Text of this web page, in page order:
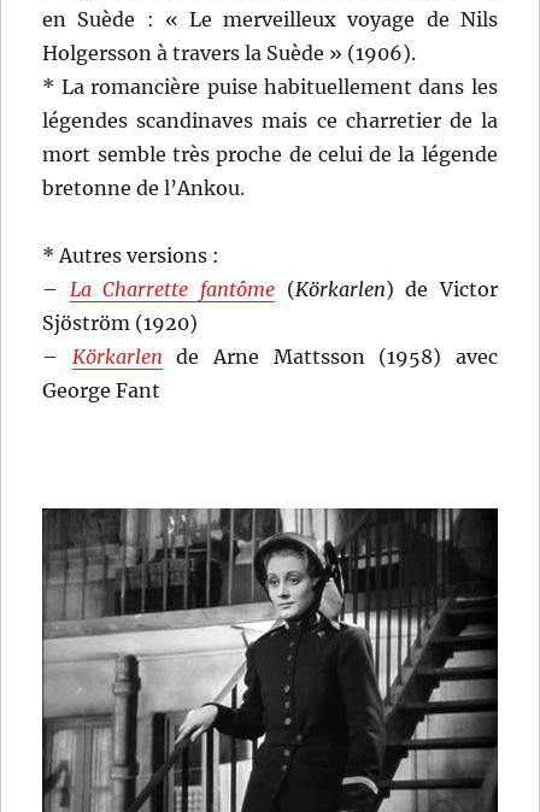
en Suède : « Le merveilleux voyage de Nils
Holgersson à travers la Suède » (1906).
* La romancière puise habituellement dans les
légendes scandinaves mais ce charretier de la
mort semble très proche de celui de la légende
bretonne de l’Ankou.
* Autres versions :
– La Charrette fantôme (Körkarlen) de Victor
Sjöström (1920)
– Körkarlen de Arne Mattsson (1958) avec
George Fant